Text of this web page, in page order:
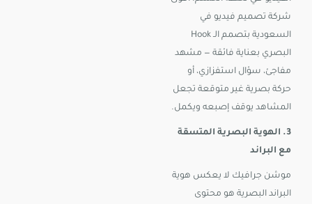
شركة تصميم فيديو في
السعودية بتصمم الـ Hook
البصري بعناية فائقة — مشهد
مفاجئ، سؤال استفزازي، أو
حركة بصرية غير متوقعة تجعل
المشاهد يوقف إصبعه ويكمل.
3. الهوية البصرية المتسقة
مع البراند
موشن جرافيك لا يعكس هوية
البراند البصرية هو محتوى